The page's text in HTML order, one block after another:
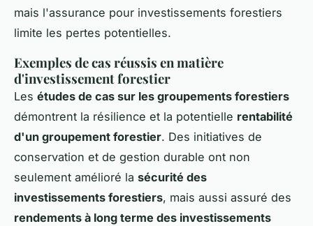
mais l'assurance pour investissements forestiers
limite les pertes potentielles.
Exemples de cas réussis en matière
d'investissement forestier
Les études de cas sur les groupements forestiers
démontrent la résilience et la potentielle rentabilité
d'un groupement forestier. Des initiatives de
conservation et de gestion durable ont non
seulement amélioré la sécurité des
investissements forestiers, mais aussi assuré des
rendements à long terme des investissements